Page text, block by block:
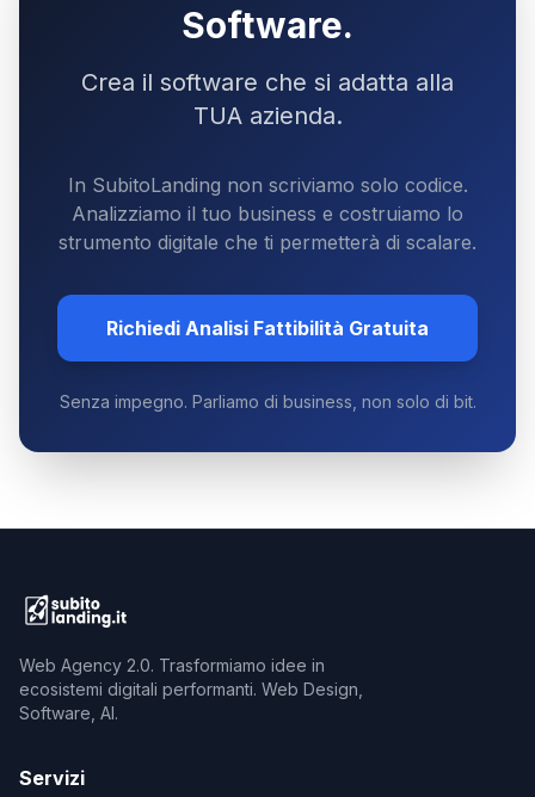
Software.
Crea il software che si adatta alla
TUA azienda.
In SubitoLanding non scriviamo solo codice.
Analizziamo il tuo business e costruiamo lo
strumento digitale che ti permetterà di scalare.
Richiedi Analisi Fattibilità Gratuita
Senza impegno. Parliamo di business, non solo di bit.
Web Agency 2.0. Trasformiamo idee in
ecosistemi digitali performanti. Web Design,
Software, AI.
Servizi